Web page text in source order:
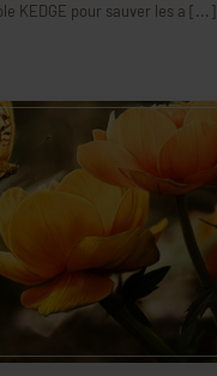
KEDGE pour sauver les a [...]